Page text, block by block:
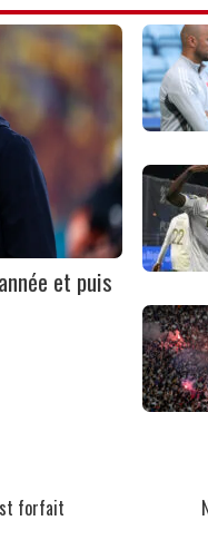
et puis
forfait